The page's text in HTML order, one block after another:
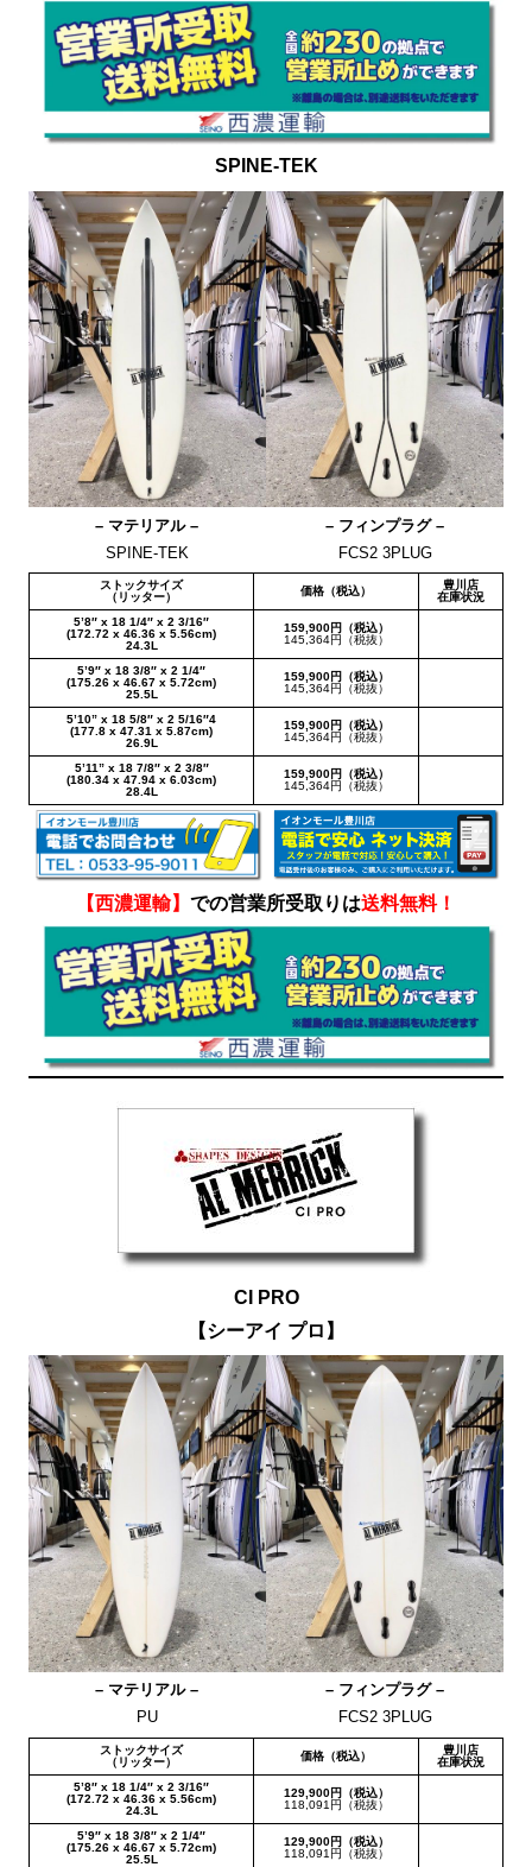
SPINE-TEK
– マテリアル –
SPINE-TEK
– フィンプラグ –
FCS2 3PLUG
ストックサイズ
（リッター）
価格（税込）
豊川店
在庫状況
5’8″ x 18 1/4″ x 2 3/16″
(172.72 x 46.36 x 5.56cm)
24.3L
159,900円（税込）
145,364円（税抜）
5’9″ x 18 3/8″ x 2 1/4″
(175.26 x 46.67 x 5.72cm)
25.5L
159,900円（税込）
145,364円（税抜）
5’10” x 18 5/8″ x 2 5/16″4
(177.8 x 47.31 x 5.87cm)
26.9L
159,900円（税込）
145,364円（税抜）
5’11” x 18 7/8″ x 2 3/8″
(180.34 x 47.94 x 6.03cm)
28.4L
159,900円（税込）
145,364円（税抜）
【西濃運輸】 での営業所受取りは送料無料！
CI PRO
【シーアイ プロ】
– マテリアル –
PU
– フィンプラグ –
FCS2 3PLUG
ストックサイズ
（リッター）
価格（税込）
豊川店
在庫状況
5’8″ x 18 1/4″ x 2 3/16″
(172.72 x 46.36 x 5.56cm)
24.3L
129,900円（税込）
118,091円（税抜）
5’9″ x 18 3/8″ x 2 1/4″
(175.26 x 46.67 x 5.72cm)
25.5L
129,900円（税込）
118,091円（税抜）